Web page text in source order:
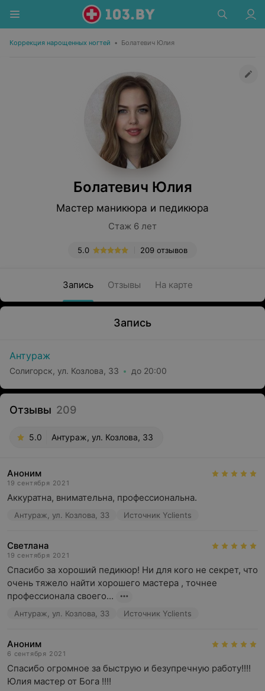
Коррекция нарощенных ногтей • Болатевич Юлия
Болатевич Юлия
Мастер маникюра и педикюра
Стаж 6 лет
209 отзывов
5.0
Запись Отзывы На карте
Запись
Антураж
Солигорск, ул. Козлова, 33 до 20:00
Отзывы 209
5.0 Антураж, ул. Козлова, 33
Аноним
19 сентября 2021
Аккуратна, внимательна, профессиональна.
Антураж, ул. Козлова, 33 Источник Yclients
Светлана
19 сентября 2021
Спасибо за хороший педикюр! Ни для кого не секрет, что
очень тяжело найти хорошего мастера , точнее
профессионала своего...
Антураж, ул. Козлова, 33 Источник Yclients
Аноним
6 сентября 2021
Спасибо огромное за быструю и безупречную работу!!!!
Юлия мастер от Бога !!!!